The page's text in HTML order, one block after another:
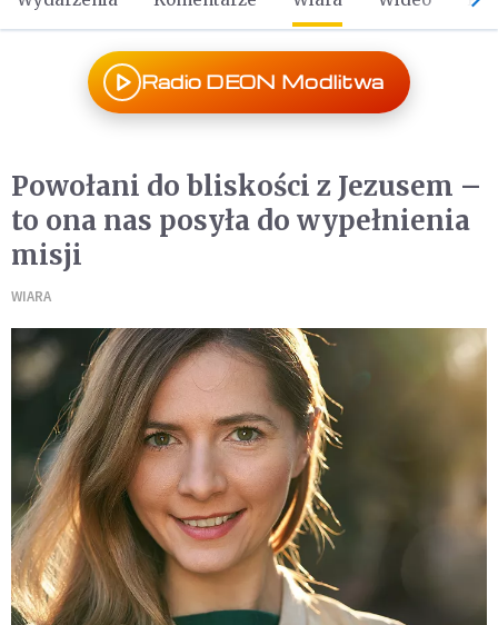
Radio DEON Modlitwa
Powołani do bliskości z Jezusem –
to ona nas posyła do wypełnienia
misji
WIARA